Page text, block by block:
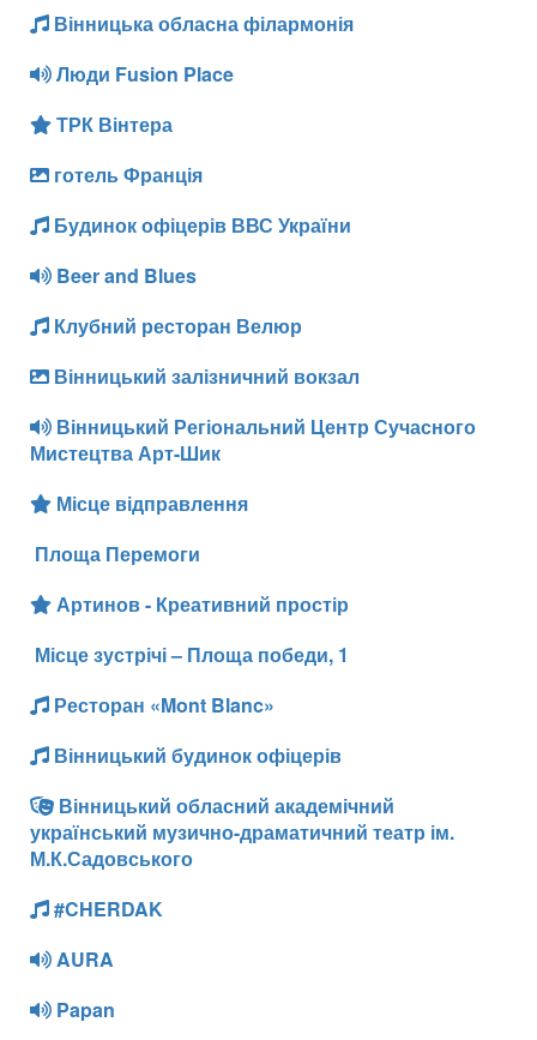
Вінницька обласна філармонія
Люди Fusion Place
ТРК Вінтера
готель Франція
Будинок офіцерів ВВС України
Beer and Blues
Клубний ресторан Велюр
Вінницький залізничний вокзал
Вінницький Регіональний Центр Сучасного
Мистецтва Арт-Шик
Місце відправлення
Площа Перемоги
Артинов - Креативний простір
Місце зустрічі – Площа победи, 1
Ресторан «Mont Blanc»
Вінницький будинок офіцерів
Вінницький обласний академічний
український музично-драматичний театр ім.
М.К.Садовського
#CHERDAK
AURA
Papan